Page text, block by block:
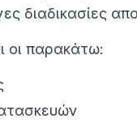
διαδικασίες
οι παρακάτω: